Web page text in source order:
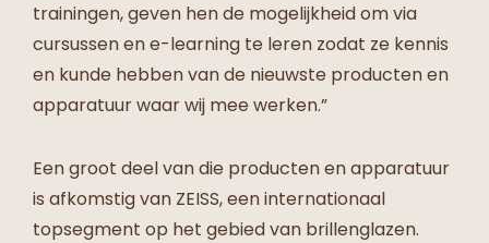
trainingen, geven hen de mogelijkheid om via
cursussen en e-learning te leren zodat ze kennis
en kunde hebben van de nieuwste producten en
apparatuur waar wij mee werken.”
Een groot deel van die producten en apparatuur
is afkomstig van ZEISS, een internationaal
topsegment op het gebied van brillenglazen.